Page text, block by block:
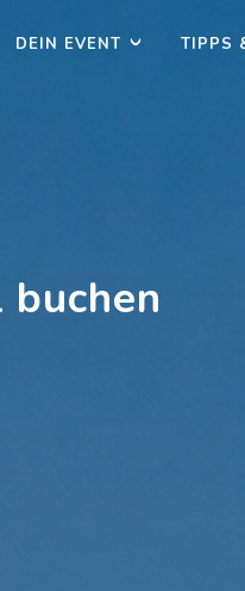
DEIN EVENT TIPPS